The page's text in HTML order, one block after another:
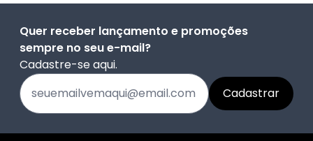
Quer receber lançamento e promoções
sempre no seu e-mail?
Cadastre-se aqui.